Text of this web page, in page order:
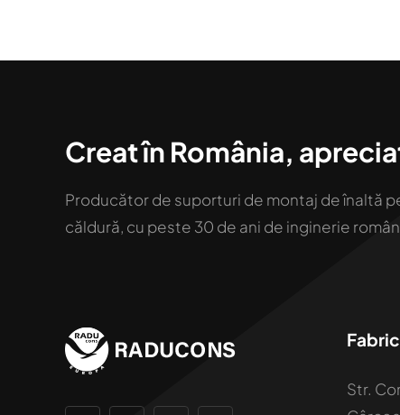
Creat în România,
Producător de suporturi de montaj de înaltă
căldură, cu peste 30 de ani de inginerie
Str.